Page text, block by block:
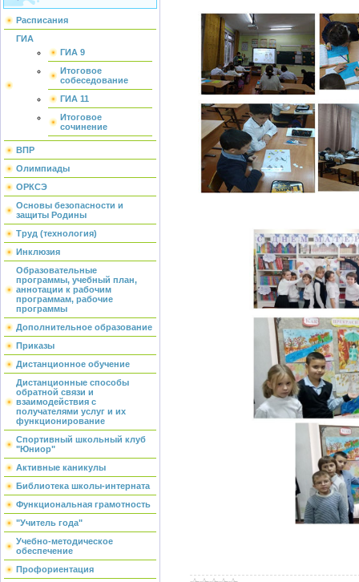
Расписания
ГИА
ГИА 9
Итоговое
собеседование
ГИА 11
Итоговое
сочинение
ВПР
Олимпиады
ОРКСЭ
Основы безопасности и
защиты Родины
Труд (технология)
Инклюзия
Образовательные
программы, учебный план,
аннотации к рабочим
программам, рабочие
программы
Дополнительное образование
Приказы
Дистанционное обучение
Дистанционные способы
обратной связи и
взаимодействия с
получателями услуг и их
функционирование
Спортивный школьный клуб
"Юниор"
Активные каникулы
Библиотека школы-интерната
Функциональная грамотность
"Учитель года"
Учебно-методическое
обеспечение
Профориентация